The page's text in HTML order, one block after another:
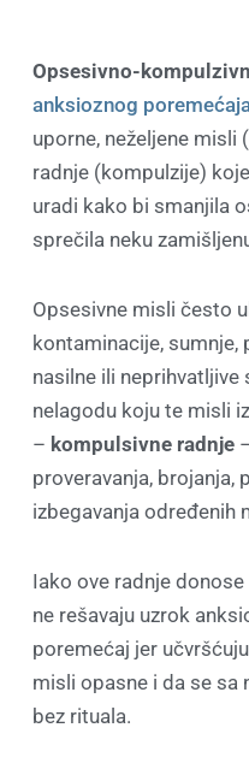
Opsesivno-
anksioznog
uporne, neželjene misli
radnje (kompulzije)
uradi kako bi smanjila
sprečila neku
Opsesivne misli često
kontaminacije,
nasilne ili neprihvatljive
nelagodu koju te misli
– kompulsivne radnje
proveravanja, brojanja,
izbegavanja određenih
Iako ove radnje
ne rešavaju uzrok
poremećaj jer
misli opasne i da se sa
bez rituala.